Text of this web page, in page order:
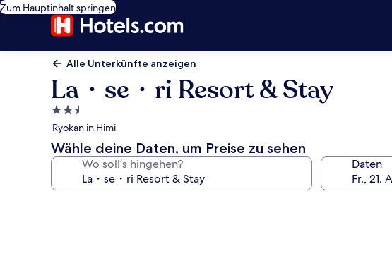
Zum Hauptinhalt springen
Alle Unterkünfte anzeigen
La・se・ri Resort & Stay
2.5-
Sterne-
Unterkunft
Ryokan in Himi
Wähle deine Daten, um Preise zu sehen
Wo soll’s hingehen? Daten